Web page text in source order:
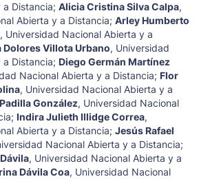
Distancia; Alicia Cristina Silva Calpa,
Abierta y a Distancia; Arley Humberto
, Universidad Nacional Abierta y a
Dolores Villota Urbano, Universidad
Distancia; Diego Germán Martínez
Nacional Abierta y a Distancia; Flor
, Universidad Nacional Abierta y a
González, Universidad Nacional
; Indira Julieth Illidge Correa,
Abierta y a Distancia; Jesús Rafael
Nacional Abierta y a Distancia;
, Universidad Nacional Abierta y a
Dávila Coa, Universidad Nacional